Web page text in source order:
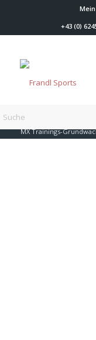
+43 (0)
Du bist hier:
MX Trainings-